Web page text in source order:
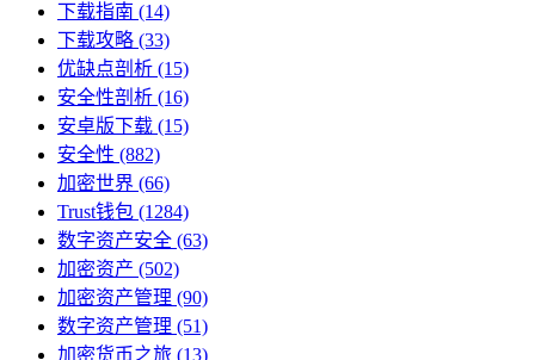
下载指南 (14)
下载攻略 (33)
优缺点剖析 (15)
安全性剖析 (16)
安卓版下载 (15)
安全性 (882)
加密世界 (66)
Trust钱包 (1284)
数字资产安全 (63)
加密资产 (502)
加密资产管理 (90)
数字资产管理 (51)
加密货币之旅 (13)